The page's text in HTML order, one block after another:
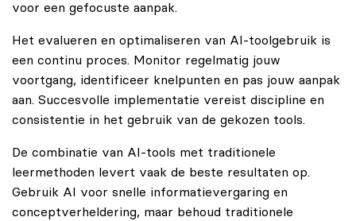
voor een gefocuste aanpak.
Het evalueren en optimaliseren van AI-toolgebruik is
een continu proces. Monitor regelmatig jouw
voortgang, identificeer knelpunten en pas jouw aanpak
aan. Succesvolle implementatie vereist discipline en
consistentie in het gebruik van de gekozen tools.
De combinatie van AI-tools met traditionele
leermethoden levert vaak de beste resultaten op.
Gebruik AI voor snelle informatievergaring en
conceptverheldering, maar behoud traditionele